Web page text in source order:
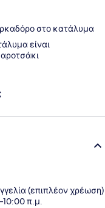
στο κατάλυμα
είναι
(επιπλέον χρέωση)
π.μ.